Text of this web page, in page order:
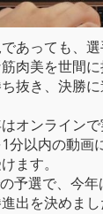
あっても、
肉美を世間
抜き、決勝
オンライン
分以内の動画
ます。
予選で、今年
出を決めまし